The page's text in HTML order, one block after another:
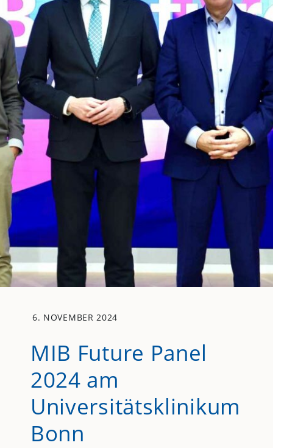
6. NOVEMBER 2024
MIB Future Panel
2024 am
Universitätsklinikum
Bonn